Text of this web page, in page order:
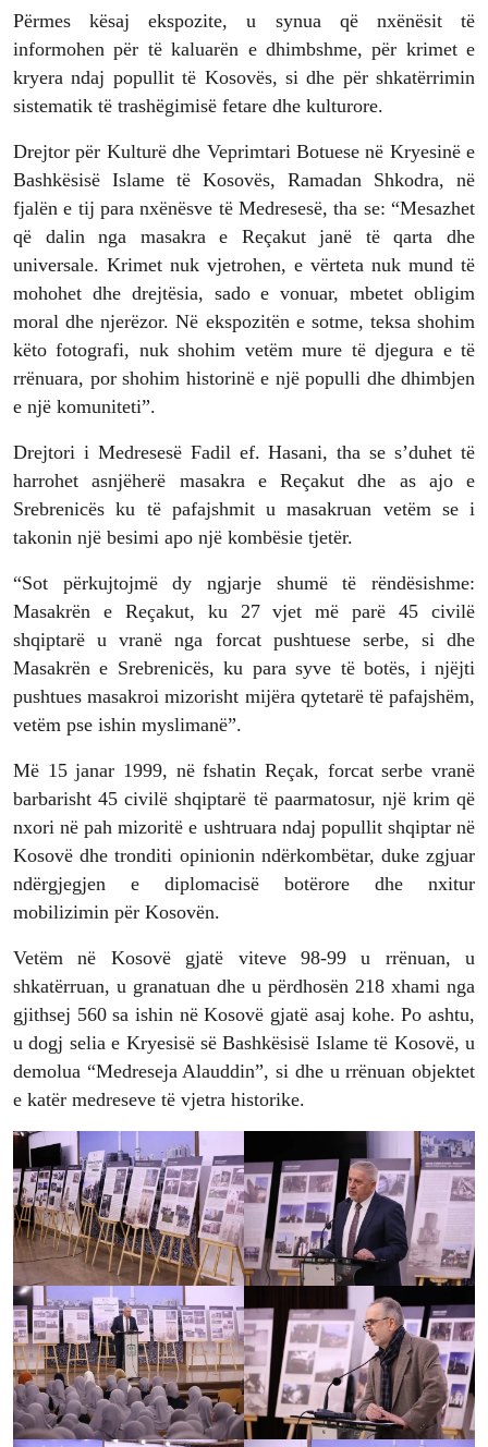
Përmes kësaj ekspozite, u synua që nxënësit të
informohen për të kaluarën e dhimbshme, për krimet e
kryera ndaj popullit të Kosovës, si dhe për shkatërrimin
sistematik të trashëgimisë fetare dhe kulturore.
Drejtor për Kulturë dhe Veprimtari Botuese në Kryesinë e
Bashkësisë Islame të Kosovës, Ramadan Shkodra, në
fjalën e tij para nxënësve të Medresesë, tha se: “Mesazhet
që dalin nga masakra e Reçakut janë të qarta dhe
universale. Krimet nuk vjetrohen, e vërteta nuk mund të
mohohet dhe drejtësia, sado e vonuar, mbetet obligim
moral dhe njerëzor. Në ekspozitën e sotme, teksa shohim
këto fotografi, nuk shohim vetëm mure të djegura e të
rrënuara, por shohim historinë e një populli dhe dhimbjen
e një komuniteti”.
Drejtori i Medresesë Fadil ef. Hasani, tha se s’duhet të
harrohet asnjëherë masakra e Reçakut dhe as ajo e
Srebrenicës ku të pafajshmit u masakruan vetëm se i
takonin një besimi apo një kombësie tjetër.
“Sot përkujtojmë dy ngjarje shumë të rëndësishme:
Masakrën e Reçakut, ku 27 vjet më parë 45 civilë
shqiptarë u vranë nga forcat pushtuese serbe, si dhe
Masakrën e Srebrenicës, ku para syve të botës, i njëjti
pushtues masakroi mizorisht mijëra qytetarë të pafajshëm,
vetëm pse ishin myslimanë”.
Më 15 janar 1999, në fshatin Reçak, forcat serbe vranë
barbarisht 45 civilë shqiptarë të paarmatosur, një krim që
nxori në pah mizoritë e ushtruara ndaj popullit shqiptar në
Kosovë dhe tronditi opinionin ndërkombëtar, duke zgjuar
ndërgjegjen e diplomacisë botërore dhe nxitur
mobilizimin për Kosovën.
Vetëm në Kosovë gjatë viteve 98-99 u rrënuan, u
shkatërruan, u granatuan dhe u përdhosën 218 xhami nga
gjithsej 560 sa ishin në Kosovë gjatë asaj kohe. Po ashtu,
u dogj selia e Kryesisë së Bashkësisë Islame të Kosovë, u
demolua “Medreseja Alauddin”, si dhe u rrënuan objektet
e katër medreseve të vjetra historike.